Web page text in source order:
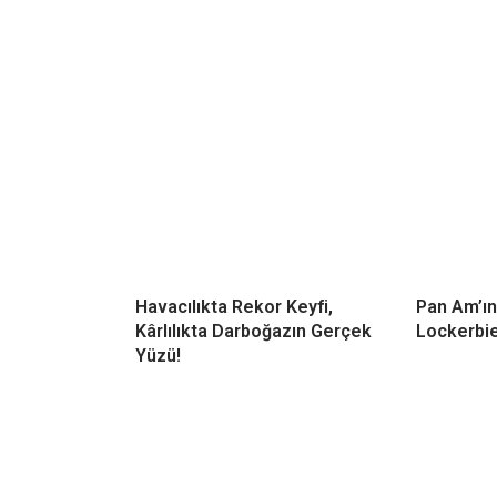
Havacılıkta Rekor Keyfi,
Kârlılıkta Darboğazın Gerçek
Yüzü!
Pan